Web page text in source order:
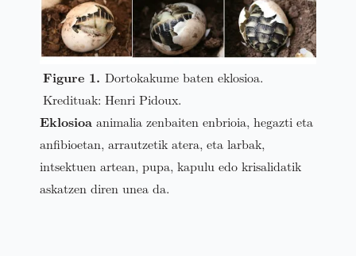
Dortokakume baten eklosioa.
Kredituak: Henri Pidoux.
Eklosioa animalia zenbaiten enbrioia, hegazti eta
anfibioetan, arrautzetik atera, eta larbak,
intsektuen artean, pupa, kapulu edo krisalidatik
askatzen diren unea da.